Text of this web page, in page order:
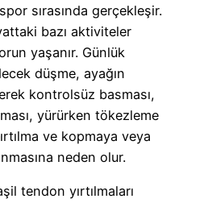
sırasında gerçekleşir.
bazı aktiviteler
yaşanır. Günlük
düşme, ayağın
kontrolsüz basması,
yürürken tökezleme
ve kopmaya veya
neden olur.
tendon yırtılmaları